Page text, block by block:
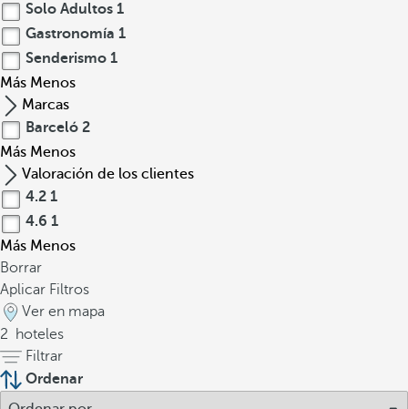
Solo Adultos 1
Gastronomía 1
Senderismo 1
Más Menos
Marcas
Barceló 2
Más Menos
Valoración de los clientes
4.2 1
4.6 1
Más Menos
Borrar
Aplicar Filtros
Ver en mapa
2
hoteles
Filtrar
Ordenar